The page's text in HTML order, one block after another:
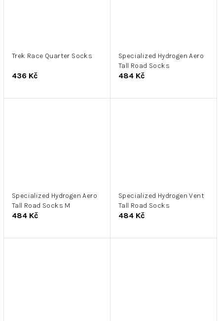
Trek Race Quarter Socks
436 Kč
Specialized Hydrogen Aero
Tall Road Socks
484 Kč
Specialized Hydrogen Aero
Tall Road Socks M
484 Kč
Specialized Hydrogen Vent
Tall Road Socks
484 Kč